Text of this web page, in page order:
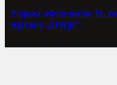
Уздоље обележило 31.
жртава „Олује“